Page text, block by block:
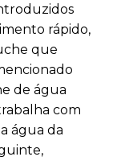
rápido,
que
de água
com
água da